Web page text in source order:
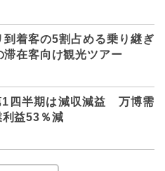
着客の5割占める乗り継ぎ
在客向け観光ツアー
1四半期は減収減益 万博需
益53％減